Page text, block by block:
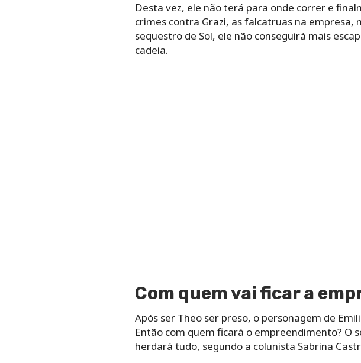
Desta vez, ele não terá para onde correr e
crimes contra Grazi, as falcatruas na
sequestro de Sol, ele não conseguirá mais
cadeia.
Com quem vai ficar a
Após ser Theo ser preso, o personagem de
Então com quem ficará o empreendimento? O
herdará tudo, segundo a colunista Sabrina